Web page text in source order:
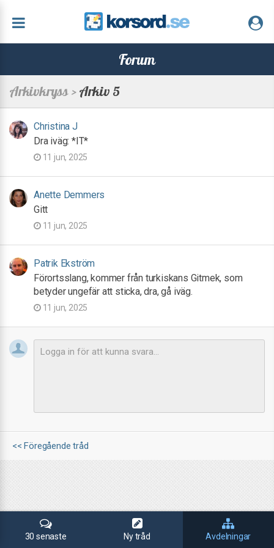
Forum
Arkivkryss >Arkiv 5
Christina J
Dra iväg: *IT*
11 jun, 2025
Anette Demmers
Gitt
11 jun, 2025
Patrik Ekström
Förortsslang, kommer från turkiskans Gitmek, som
betyder ungefär att sticka, dra, gå iväg.
11 jun, 2025
<< Föregående tråd
30 senaste Ny tråd Avdelningar